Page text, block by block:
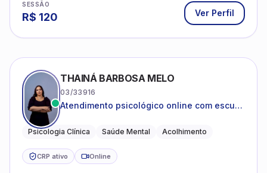
SESSÃO
R$ 120 Ver Perfil
THAINÁ BARBOSA MELO
03/33916
Atendimento psicológico online com escuta
emocional
Psicologia Clínica Saúde Mental Acolhimento
CRP ativo Online